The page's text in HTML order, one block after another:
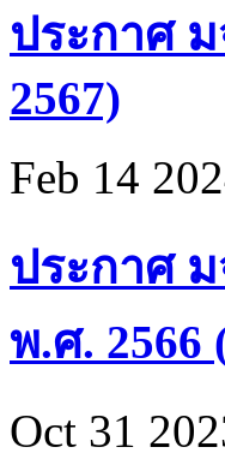
ประกาศ
2567)
Feb 14
ประกาศ
พ.ศ. 2566
Oct 31